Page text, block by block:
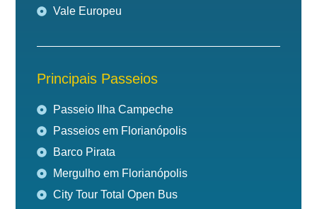
Vale Europeu
Principais Passeios
Passeio Ilha Campeche
Passeios em Florianópolis
Barco Pirata
Mergulho em Florianópolis
City Tour Total Open Bus